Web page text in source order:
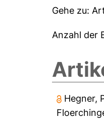
Gehe zu:
Anzahl der
Hegner,